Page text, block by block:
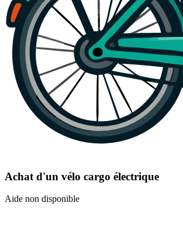
Achat d'un vélo cargo électrique
Aide non disponible